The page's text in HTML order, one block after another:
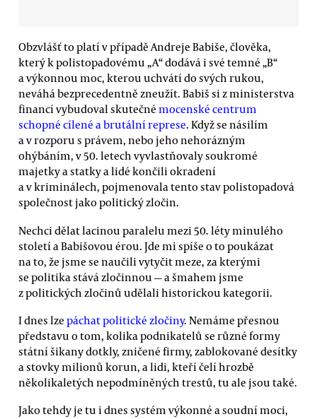
Obzvlášť to platí v případě Andreje Babiše, člověka,
který k polistopadovému „A“ dodává i své temné „B“
a výkonnou moc, kterou uchvátí do svých rukou,
neváhá bezprecedentně zneužít. Babiš si z ministerstva
financí vybudoval skutečné mocenské centrum
schopné cílené a brutální represe. Když se násilím
a v rozporu s právem, nebo jeho nehorázným
ohýbáním, v 50. letech vyvlastňovaly soukromé
majetky a statky a lidé končili okradení
a v kriminálech, pojmenovala tento stav polistopadová
společnost jako politický zločin.
Nechci dělat lacinou paralelu mezi 50. léty minulého
století a Babišovou érou. Jde mi spíše o to poukázat
na to, že jsme se naučili vytyčit meze, za kterými
se politika stává zločinnou — a šmahem jsme
z politických zločinů udělali historickou kategorii.
I dnes lze páchat politické zločiny. Nemáme přesnou
představu o tom, kolika podnikatelů se různé formy
státní šikany dotkly, zničené firmy, zablokované desítky
a stovky milionů korun, a lidi, kteří čelí hrozbě
několikaletých nepodmíněných trestů, tu ale jsou také.
Jako tehdy je tu i dnes systém výkonné a soudní moci,